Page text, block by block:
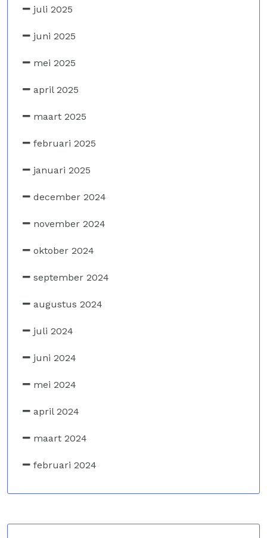
juli 2025
juni 2025
mei 2025
april 2025
maart 2025
februari 2025
januari 2025
december 2024
november 2024
oktober 2024
september 2024
augustus 2024
juli 2024
juni 2024
mei 2024
april 2024
maart 2024
februari 2024